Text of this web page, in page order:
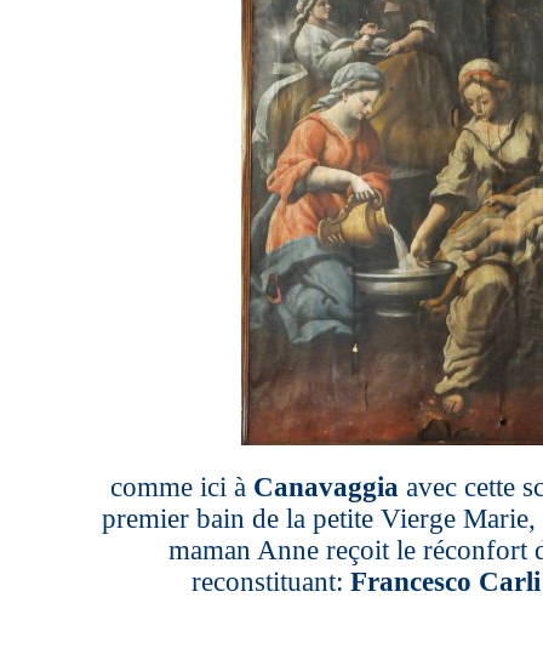
comme ici à Canavaggia avec cette
premier bain de la petite Vierge
maman Anne reçoit le réconfort
reconstituant: Francesco Carli